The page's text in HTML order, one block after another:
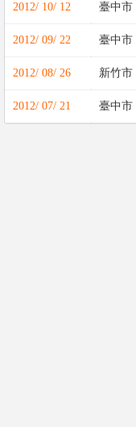
2012/ 10/ 12 臺中市
2012/ 09/ 22 臺中市
2012/ 08/ 26 新竹市
2012/ 07/ 21 臺中市